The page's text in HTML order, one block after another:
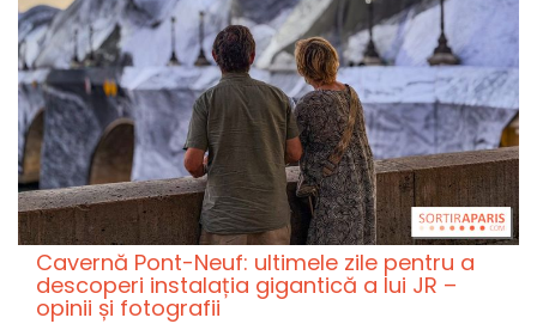
Cavernă Pont-Neuf: ultimele zile pentru a
descoperi instalația gigantică a lui JR –
opinii și fotografii